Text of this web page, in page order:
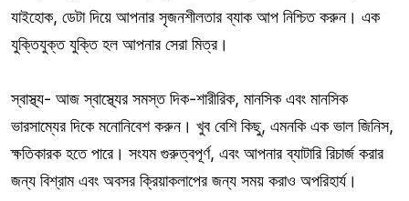
যাইহোক, ডেটা দিয়ে আপনার সৃজনশীলতার ব্যাক আপ নিশ্চিত করুন। এক
যুক্তিযুক্ত যুক্তি হল আপনার সেরা মিত্র।
স্বাস্থ্য- আজ স্বাস্থ্যের সমস্ত দিক-শারীরিক, মানসিক এবং মানসিক
ভারসাম্যের দিকে মনোনিবেশ করুন। খুব বেশি কিছু, এমনকি এক ভাল জিনিস,
ক্ষতিকারক হতে পারে। সংযম গুরুত্বপূর্ণ, এবং আপনার ব্যাটারি রিচার্জ করার
জন্য বিশ্রাম এবং অবসর ক্রিয়াকলাপের জন্য সময় করাও অপরিহার্য।